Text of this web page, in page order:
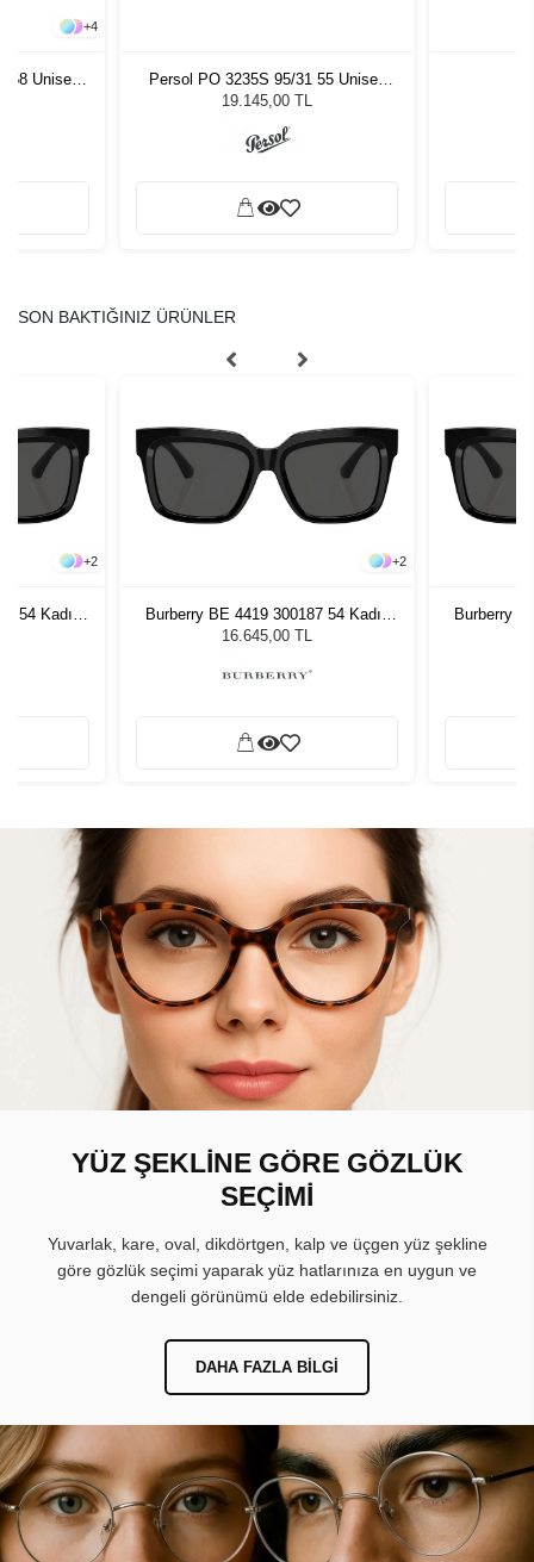
+4
58 Unisex
Persol PO 3235S 95/31 55 Unisex
Güneş Gözlüğü
19.145,00 TL
SON BAKTIĞINIZ ÜRÜNLER
+2
54 Kadın
+2
Burberry BE 4419 300187 54 Kadın
Güneş Gözlüğü
16.645,00 TL
Burberry
YÜZ ŞEKLİNE GÖRE GÖZLÜK
SEÇİMİ
Yuvarlak, kare, oval, dikdörtgen, kalp ve üçgen yüz şekline
göre gözlük seçimi yaparak yüz hatlarınıza en uygun ve
dengeli görünümü elde edebilirsiniz.
DAHA FAZLA BILGI